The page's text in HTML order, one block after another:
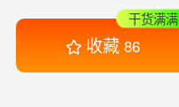
收藏 86
干货满满